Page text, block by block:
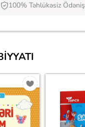
100% Təhlükəsiz Ödəniş